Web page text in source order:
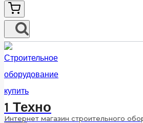
1 Техно
Интернет магазин строительного